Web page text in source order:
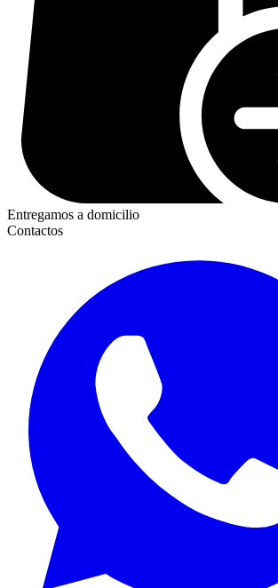
Entregamos a domicilio
Contactos